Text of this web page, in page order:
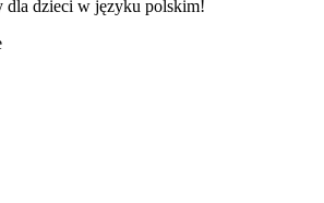
dla dzieci w języku polskim!